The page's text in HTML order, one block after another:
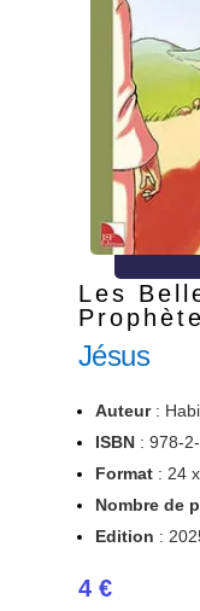
Les
Jésus
Auteur:
ISBN: 978-
Format: 24
Nombre de
Edition :
4 €